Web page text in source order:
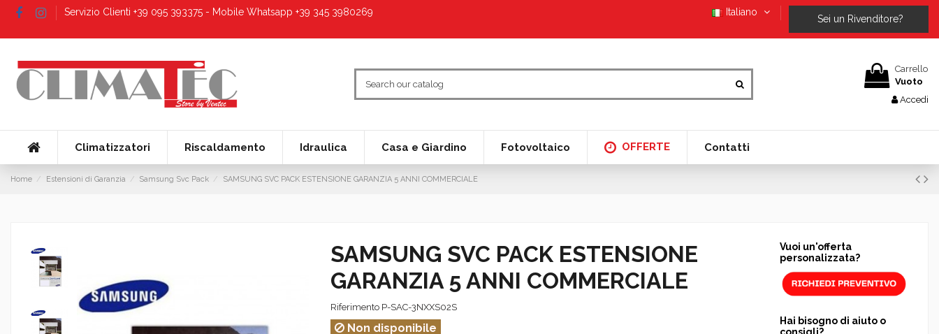
Servizio Clienti +39 095 393375 - Mobile Whatsapp +39 345 3980269 Italiano
Sei un Rivenditore?
Carrello
Vuoto
Accedi
Climatizzatori Riscaldamento Idraulica Casa e Giardino Fotovoltaico OFFERTE Contatti
Home Estensioni di Garanzia Samsung Svc Pack SAMSUNG SVC PACK ESTENSIONE GARANZIA 5 ANNI COMMERCIALE
SAMSUNG SVC PACK ESTENSIONE
GARANZIA 5 ANNI COMMERCIALE
Riferimento P-SAC-3NXXS02S
Non disponibile
Vuoi un'offerta
personalizzata?
Hai bisogno di aiuto o